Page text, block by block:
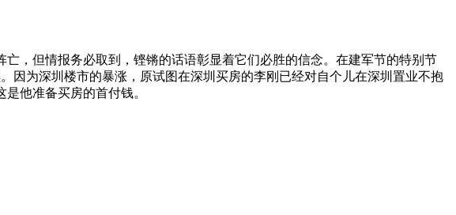
，但情报务必取到，铿锵的话语彰显着它们必胜的信念。在建军节的特别节
因为深圳楼市的暴涨，原试图在深圳买房的李刚已经对自个儿在深圳置业不抱
他准备买房的首付钱。